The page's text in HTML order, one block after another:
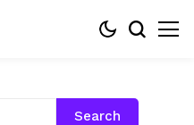
Search